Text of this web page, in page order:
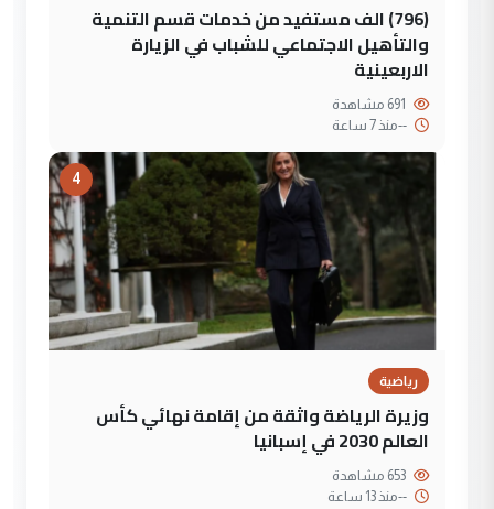
(796) الف مستفيد من خدمات قسم التنمية
والتأهيل الاجتماعي للشباب في الزيارة
الاربعينية
--منذ 7 ساعة
4
رياضية
وزيرة الرياضة واثقة من إقامة نهائي كأس
العالم 2030 في إسبانيا
--منذ 13 ساعة